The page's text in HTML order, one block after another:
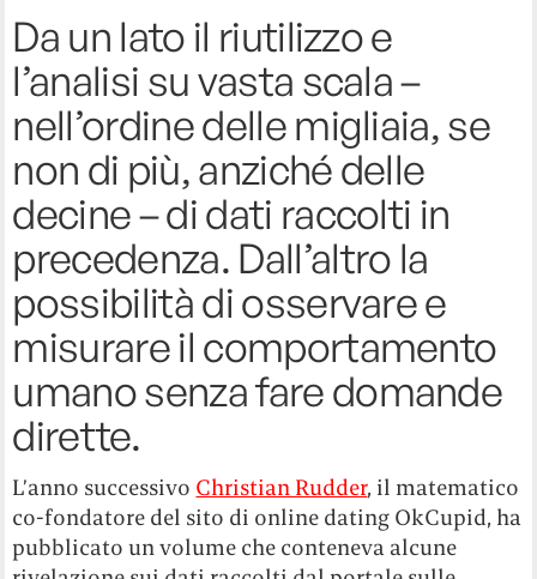
Da un lato il riutilizzo e
l’analisi su vasta scala –
nell’ordine delle migliaia, se
non di più, anziché delle
decine – di dati raccolti in
precedenza. Dall’altro la
possibilità di osservare e
misurare il comportamento
umano senza fare domande
dirette.
L’anno successivo Christian Rudder, il matematico
co-fondatore del sito di online dating OkCupid, ha
pubblicato un volume che conteneva alcune